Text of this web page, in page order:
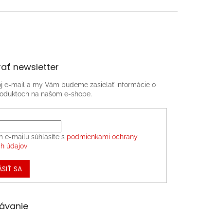
newsletter
e-mail a my Vám budeme zasielať informácie o
na našom e-shope.
e-mailu súhlasíte s podmienkami ochrany
údajov
SA